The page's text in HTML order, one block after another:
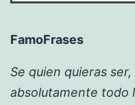
FamoFrases
Se quien quieras
absolutamente todo